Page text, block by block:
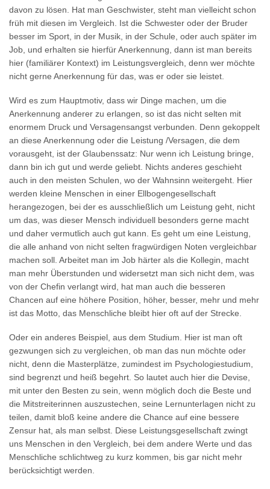
davon zu lösen. Hat man Geschwister, steht man vielleicht schon
früh mit diesen im Vergleich. Ist die Schwester oder der Bruder
besser im Sport, in der Musik, in der Schule, oder auch später im
Job, und erhalten sie hierfür Anerkennung, dann ist man bereits
hier (familiärer Kontext) im Leistungsvergleich, denn wer möchte
nicht gerne Anerkennung für das, was er oder sie leistet.
Wird es zum Hauptmotiv, dass wir Dinge machen, um die
Anerkennung anderer zu erlangen, so ist das nicht selten mit
enormem Druck und Versagensangst verbunden. Denn gekoppelt
an diese Anerkennung oder die Leistung /Versagen, die dem
vorausgeht, ist der Glaubenssatz: Nur wenn ich Leistung bringe,
dann bin ich gut und werde geliebt. Nichts anderes geschieht
auch in den meisten Schulen, wo der Wahnsinn weitergeht. Hier
werden kleine Menschen in einer Ellbogengesellschaft
herangezogen, bei der es ausschließlich um Leistung geht, nicht
um das, was dieser Mensch individuell besonders gerne macht
und daher vermutlich auch gut kann. Es geht um eine Leistung,
die alle anhand von nicht selten fragwürdigen Noten vergleichbar
machen soll. Arbeitet man im Job härter als die Kollegin, macht
man mehr Überstunden und widersetzt man sich nicht dem, was
von der Chefin verlangt wird, hat man auch die besseren
Chancen auf eine höhere Position, höher, besser, mehr und mehr
ist das Motto, das Menschliche bleibt hier oft auf der Strecke.
Oder ein anderes Beispiel, aus dem Studium. Hier ist man oft
gezwungen sich zu vergleichen, ob man das nun möchte oder
nicht, denn die Masterplätze, zumindest im Psychologiestudium,
sind begrenzt und heiß begehrt. So lautet auch hier die Devise,
mit unter den Besten zu sein, wenn möglich doch die Beste und
die Mitstreiterinnen auszustechen, seine Lernunterlagen nicht zu
teilen, damit bloß keine andere die Chance auf eine bessere
Zensur hat, als man selbst. Diese Leistungsgesellschaft zwingt
uns Menschen in den Vergleich, bei dem andere Werte und das
Menschliche schlichtweg zu kurz kommen, bis gar nicht mehr
berücksichtigt werden.